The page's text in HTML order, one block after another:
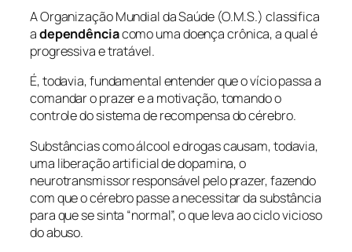
A Organização Mundial da Saúde (O.M.S.) classifica
adependênciacomo uma doença crônica, a qual é
progressiva e tratável.
É, todavia, fundamental entender que o vício passa a
comandar o prazer e a motivação, tomando o
controle do sistema de recompensa do cérebro.
Substâncias como álcool e drogas causam, todavia,
uma liberação artificial de dopamina, o
neurotransmissor responsável pelo prazer, fazendo
com que o cérebro passe a necessitar da substância
para que se sinta “normal”, o que leva ao ciclo vicioso
do abuso.